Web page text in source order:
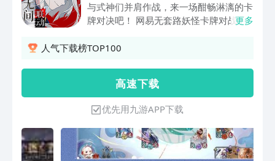
与式神们并肩作战，来一场酣畅淋漓的卡
牌对决吧！ 网易无套路妖怪卡牌对战手
师，以匠心绘制的精美卡牌，演绎《阴阳
游，以全新的原创规则展开燃情对决。丰
富的策略、公平的对战、精致的和风，这
是你前所未见的CCG新体验。
更多
人气下载榜TOP100
高 速 下 载
优先用九游APP下载